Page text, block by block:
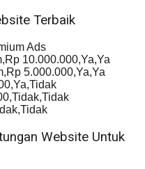
Terbaik
Ads
10.000.000,Ya,Ya
5.000.000,Ya,Ya
Website Untuk